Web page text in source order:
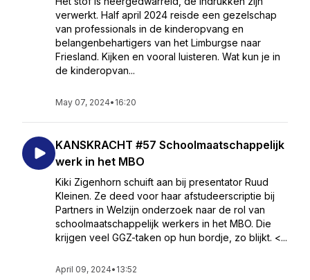
verwerkt. Half april 2024 reisde een gezelschap
van professionals in de kinderopvang en
belangenbehartigers van het Limburgse naar
Friesland. Kijken en vooral luisteren. Wat kun je in
de kinderopvan...
May 07, 2024• 16:20
KANSKRACHT #57 Schoolmaatschappelijk
werk in het MBO
Kiki Zigenhorn schuift aan bij presentator Ruud
Kleinen. Ze deed voor haar afstudeerscriptie bij
Partners in Welzijn onderzoek naar de rol van
schoolmaatschappelijk werkers in het MBO. Die
krijgen veel GGZ-taken op hun bordje, zo blijkt. <...
April 09, 2024• 13:52